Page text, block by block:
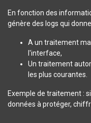
En fonction des
génère des logs qui
A un traitement
l'interface,
Un traitement
les plus courantes.
Exemple de traitement :
données à protéger,